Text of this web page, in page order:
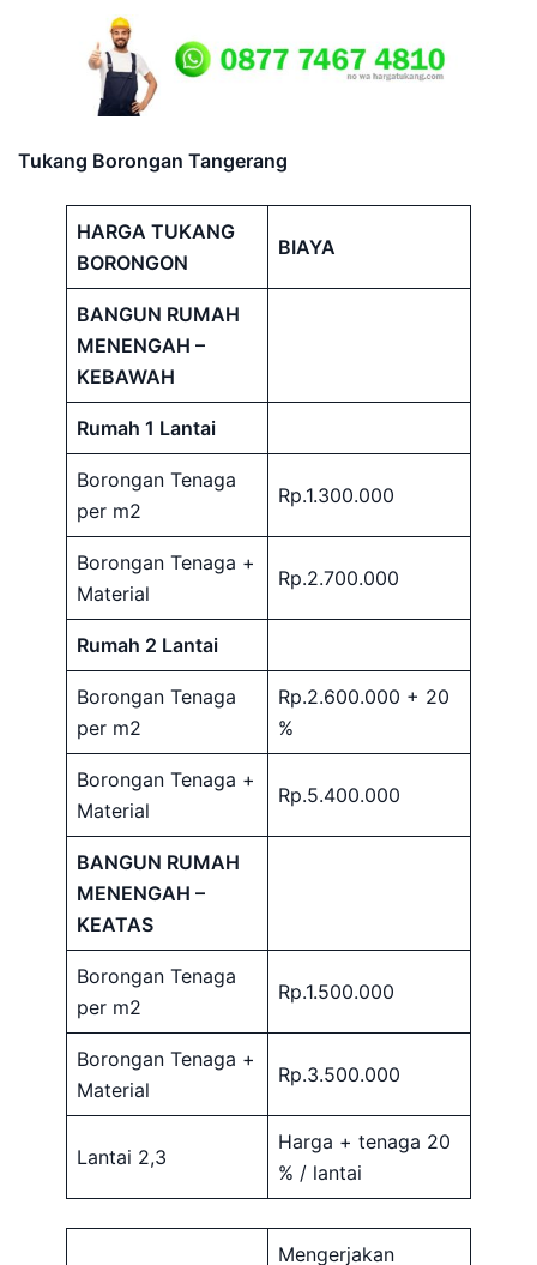
Tukang Borongan Tangerang
HARGA TUKANG
BORONGON
BIAYA
BANGUN RUMAH
MENENGAH –
KEBAWAH
Rumah 1 Lantai
Borongan Tenaga
per m2
Rp.1.300.000
Borongan Tenaga +
Material
Rp.2.700.000
Rumah 2 Lantai
Borongan Tenaga
per m2
Rp.2.600.000 + 20
%
Borongan Tenaga +
Material
Rp.5.400.000
BANGUN RUMAH
MENENGAH –
KEATAS
Borongan Tenaga
per m2
Rp.1.500.000
Borongan Tenaga +
Material
Rp.3.500.000
Lantai 2,3
Harga + tenaga 20
% / lantai
Mengerjakan